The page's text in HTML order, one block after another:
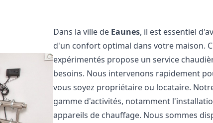
Dans la ville de Eaunes, il est essentiel
d'un confort optimal dans votre maison.
expérimentés propose un service
besoins. Nous intervenons rapidement
vous soyez propriétaire ou locataire.
gamme d'activités, notamment
appareils de chauffage. Nous sommes